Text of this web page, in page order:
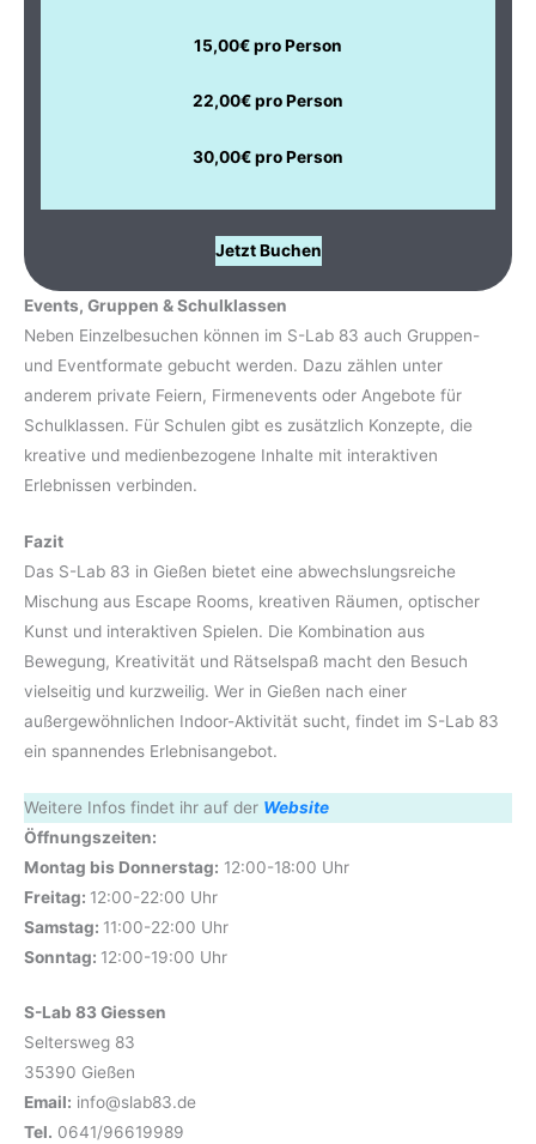
15,00€ pro Person
22,00€ pro Person
30,00€ pro Person
Jetzt Buchen
Events, Gruppen & Schulklassen
Neben Einzelbesuchen können im S-Lab 83 auch Gruppen-
und Eventformate gebucht werden. Dazu zählen unter
anderem private Feiern, Firmenevents oder Angebote für
Schulklassen. Für Schulen gibt es zusätzlich Konzepte, die
kreative und medienbezogene Inhalte mit interaktiven
Erlebnissen verbinden.
Fazit
Das S-Lab 83 in Gießen bietet eine abwechslungsreiche
Mischung aus Escape Rooms, kreativen Räumen, optischer
Kunst und interaktiven Spielen. Die Kombination aus
Bewegung, Kreativität und Rätselspaß macht den Besuch
vielseitig und kurzweilig. Wer in Gießen nach einer
außergewöhnlichen Indoor-Aktivität sucht, findet im S-Lab 83
ein spannendes Erlebnisangebot.
Weitere Infos findet ihr auf der Website
Öffnungszeiten:
Montag bis Donnerstag: 12:00-18:00 Uhr
Freitag: 12:00-22:00 Uhr
Samstag: 11:00-22:00 Uhr
Sonntag: 12:00-19:00 Uhr
S-Lab 83 Giessen
Seltersweg 83
35390 Gießen
Email: info@slab83.de
Tel. 0641/96619989